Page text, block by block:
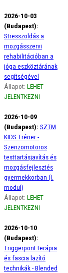
2026-10-03
(Budapest):
Stresszoldás a
mozgásszervi
rehabilitációban a
jóga eszköztárának
segítségével
Állapot: LEHET
JELENTKEZNI
2026-10-09
(Budapest): SZTM
KIDS Tréner -
Szenzomotoros
testtartásjavítás és
mozgásfejlesztés
gyermekkorban (I.
modul)
Állapot: LEHET
JELENTKEZNI
2026-10-10
(Budapest):
Triggerpont terápia
és fascia lazító
technikák - Blended